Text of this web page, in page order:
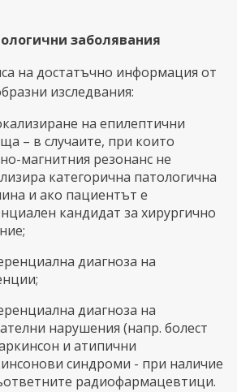
заболявания
на достатъчно информация от
изследвания:
на епилептични
– в случаите, при които
магнитния резонанс не
категорична патологична
и ако пациентът е
кандидат за хирургично
диагноза на
диагноза на
нарушения (напр. болест
и атипични
синдроми - при наличие
радиофармацевтици.